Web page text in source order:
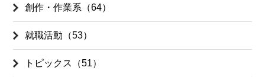
創作・作業系（64）
就職活動（53）
トピックス（51）